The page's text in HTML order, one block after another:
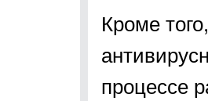
Кроме
процессе